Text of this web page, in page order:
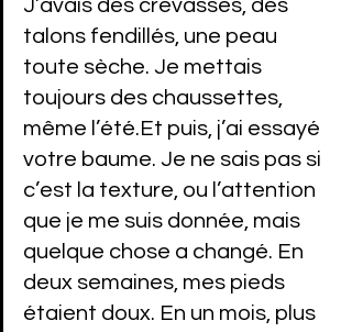
J’avais des crevasses, des
talons fendillés, une peau
toute sèche. Je mettais
toujours des chaussettes,
même l’été.Et puis, j’ai essayé
votre baume. Je ne sais pas si
c’est la texture, ou l’attention
que je me suis donnée, mais
quelque chose a changé. En
deux semaines, mes pieds
étaient doux. En un mois, plus